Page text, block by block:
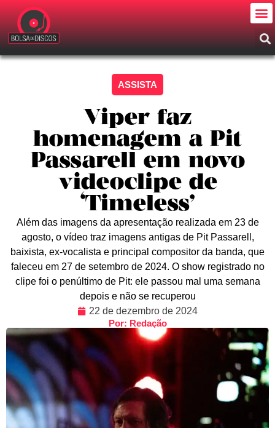
ASSISTA
Viper faz
homenagem a Pit
Passarell em novo
videoclipe de
‘Timeless’
Além das imagens da apresentação realizada em 23 de
agosto, o vídeo traz imagens antigas de Pit Passarell,
baixista, ex-vocalista e principal compositor da banda, que
faleceu em 27 de setembro de 2024. O show registrado no
clipe foi o penúltimo de Pit: ele passou mal uma semana
depois e não se recuperou
22 de dezembro de 2024
Por: Redação